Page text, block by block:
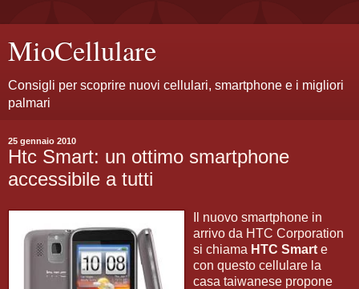
MioCellulare
Consigli per scoprire nuovi cellulari, smartphone e i migliori
palmari
25 gennaio 2010
Htc Smart: un ottimo smartphone
accessibile a tutti
Il nuovo smartphone in
arrivo da HTC Corporation
si chiama HTC Smart e
con questo cellulare la
casa taiwanese propone